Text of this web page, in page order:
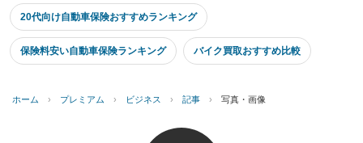
20代向け自動車保険おすすめランキング
保険料安い自動車保険ランキング バイク買取おすすめ比較
ホーム › プレミアム › ビジネス › 記事 › 写真・画像